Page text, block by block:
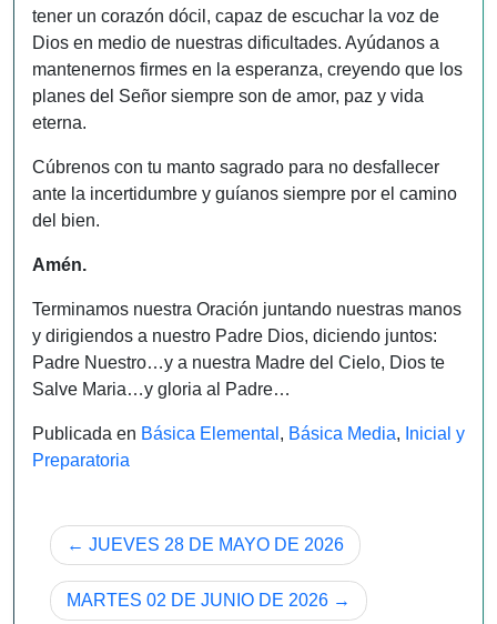
tener un corazón dócil, capaz de escuchar la voz de
Dios en medio de nuestras dificultades. Ayúdanos a
mantenernos firmes en la esperanza, creyendo que los
planes del Señor siempre son de amor, paz y vida
eterna.
Cúbrenos con tu manto sagrado para no desfallecer
ante la incertidumbre y guíanos siempre por el camino
del bien.
Amén.
Terminamos nuestra Oración juntando nuestras manos
y dirigiendos a nuestro Padre Dios, diciendo juntos:
Padre Nuestro…y a nuestra Madre del Cielo, Dios te
Salve Maria…y gloria al Padre…
Publicada en Básica Elemental , Básica Media, Inicial y
Preparatoria
Navegación
de
entradas
JUEVES 28 DE MAYO DE 2026
MARTES 02 DE JUNIO DE 2026